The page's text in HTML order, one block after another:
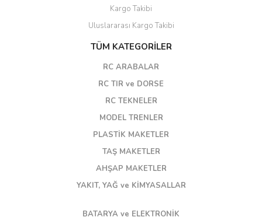
Kargo Takibi
Uluslararası Kargo Takibi
TÜM KATEGORİLER
RC ARABALAR
RC TIR ve DORSE
RC TEKNELER
MODEL TRENLER
PLASTİK MAKETLER
TAŞ MAKETLER
AHŞAP MAKETLER
YAKIT, YAĞ ve KİMYASALLAR
BATARYA ve ELEKTRONİK